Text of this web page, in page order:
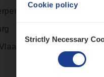
Cookie policy
Selection
Strictly Necessary